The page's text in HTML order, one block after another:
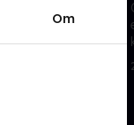
Om
Charlie presser
til det yderste